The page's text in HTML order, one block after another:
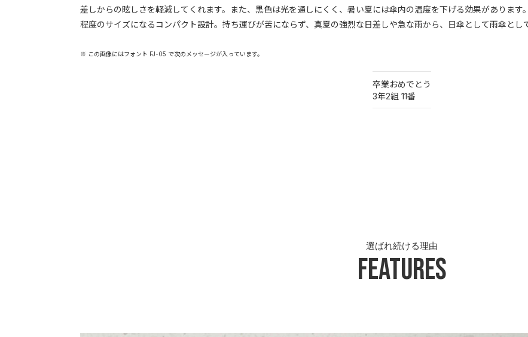
差しからの眩しさを軽減してくれます。また、黒色は光を通しにくく、暑い夏には傘内の温度を下げる効果がありま
程度のサイズになるコンパクト設計。持ち運びが苦にならず、真夏の強烈な日差しや急な雨から、日傘として雨傘とし
※ この画像にはフォント FJ-05 で次のメッセージが入っています。
卒業おめでとう
3年2組 11番
Features
選ばれ続ける理由